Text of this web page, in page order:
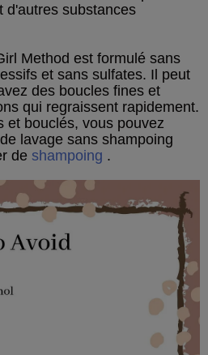
d'autres substances
Method est formulé sans
et sans sulfates. Il peut
des boucles fines et
qui regraissent rapidement.
et bouclés, vous pouvez
lavage sans shampoing
de shampoing .